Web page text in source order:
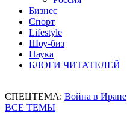
Бизнес
Спорт
Lifestyle
Шоу-биз
Наука
БЛОГИ ЧИТАТЕЛЕЙ
СПЕЦТЕМА: Война в Иране
ВСЕ ТЕМЫ